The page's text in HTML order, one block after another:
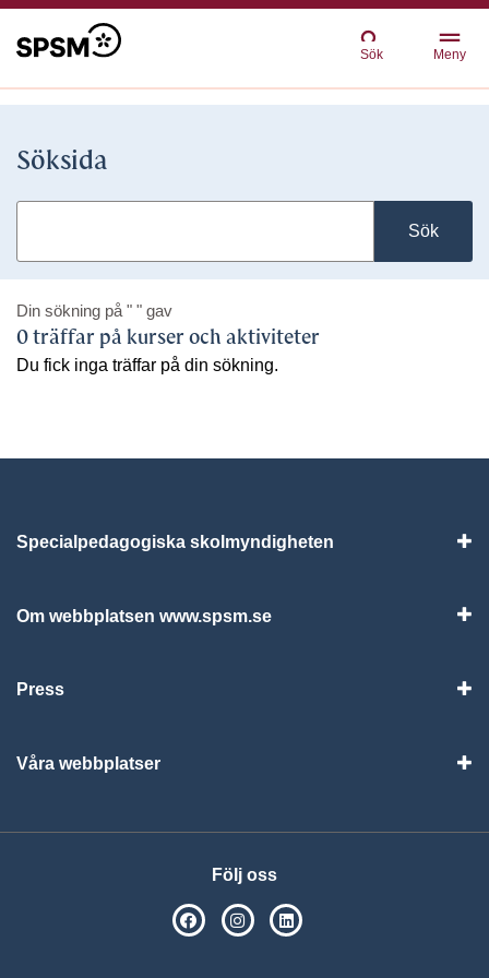
Sök Meny
Söksida
Sök
Din sökning på " " gav
0 träffar på kurser och aktiviteter
Du fick inga träffar på din sökning.
Specialpedagogiska skolmyndigheten
Om webbplatsen www.spsm.se
Press
Våra webbplatser
Följ oss
SPSM på Facebook
SPSM på Instagram